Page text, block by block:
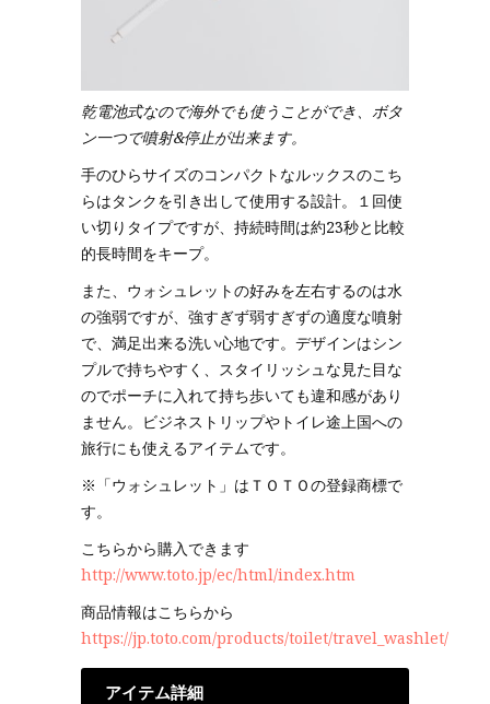
乾電池式なので海外でも使うことができ、ボタ
ン一つで噴射&停止が出来ます。
手のひらサイズのコンパクトなルックスのこち
らはタンクを引き出して使用する設計。１回使
い切りタイプですが、持続時間は約23秒と比較
的長時間をキープ。
また、ウォシュレットの好みを左右するのは水
の強弱ですが、強すぎず弱すぎずの適度な噴射
で、満足出来る洗い心地です。デザインはシン
プルで持ちやすく、スタイリッシュな見た目な
のでポーチに入れて持ち歩いても違和感があり
ません。ビジネストリップやトイレ途上国への
旅行にも使えるアイテムです。
※「ウォシュレット」はＴＯＴＯの登録商標で
す。
こちらから購入できます
http://www.toto.jp/ec/html/index.htm
商品情報はこちらから
https://jp.toto.com/products/toilet/travel_washlet/
アイテム詳細